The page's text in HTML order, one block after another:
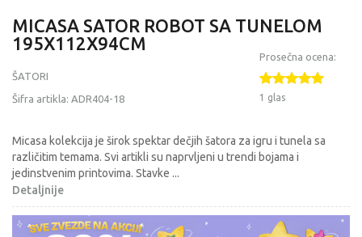
MICASA SATOR ROBOT SA TUNELOM
195X112X94CM
ŠATORI
Šifra artikla: ADR404-18
Prosečna ocena:
1 glas
Micasa kolekcija je širok spektar dečjih šatora za igru i tunela sa
različitim temama. Svi artikli su naprvljeni u trendi bojama i
jedinstvenim printovima. Stavke ...
Detaljnije